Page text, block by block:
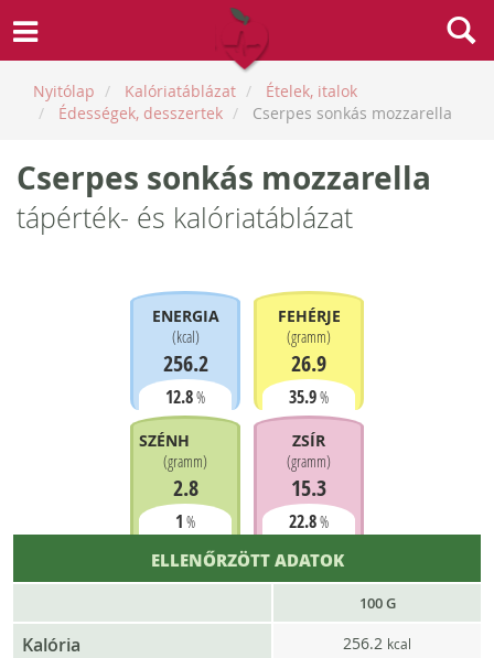
Nyitólap Kalóriatáblázat
Ételek, italok
Édességek, desszertek
Cserpes sonkás mozzarella
Cserpes sonkás mozzarella
tápérték- és kalóriatáblázat
ENERGIA
(kcal)
256.2
12.8%
FEHÉRJE
(gramm)
26.9
35.9%
SZÉNHIDRÁT
(gramm)
2.8
1 %
ZSÍR
(gramm)
15.3
22.8%
ELLENŐRZÖTT ADATOK
100 G
Kalória 256.2 kcal